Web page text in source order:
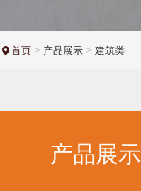
首页 > 产品展示 > 建筑类
产品展示